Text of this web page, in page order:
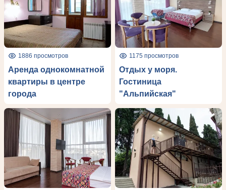
1886 просмотров
Аренда однокомнатной
квартиры в центре
города
1175 просмотров
Отдых у моря.
Гостиница
"Альпийская"